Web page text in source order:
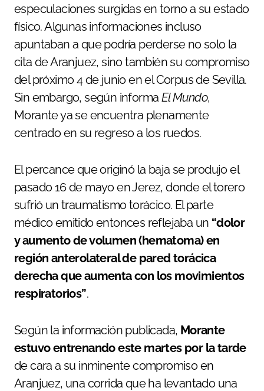
especulaciones surgidas en torno a su estado
físico. Algunas informaciones incluso
apuntaban a que podría perderse no solo la
cita de Aranjuez, sino también su compromiso
del próximo 4 de junio en el Corpus de Sevilla.
Sin embargo, según informa El Mundo,
Morante ya se encuentra plenamente
centrado en su regreso a los ruedos.
El percance que originó la baja se produjo el
pasado 16 de mayo en Jerez, donde el torero
sufrió un traumatismo torácico. El parte
médico emitido entonces reflejaba un “dolor
y aumento de volumen (hematoma) en
región anterolateral de pared torácica
derecha que aumenta con los movimientos
respiratorios”.
Según la información publicada, Morante
estuvo entrenando este martes por la tarde
de cara a su inminente compromiso en
Aranjuez, una corrida que ha levantado una